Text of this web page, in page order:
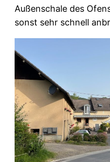
Außenschale des
sonst sehr schnell